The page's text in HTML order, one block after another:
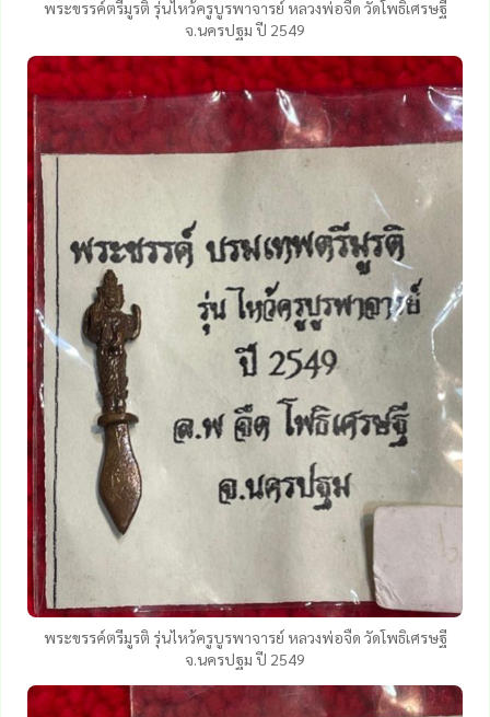
พระขรรค์ตรีมูรติ รุ่นไหว้ครูบูรพาจารย์ หลวงพ่อจืด วัดโพธิเศรษฐี
จ.นครปฐม ปี 2549
พระขรรค์ตรีมูรติ รุ่นไหว้ครูบูรพาจารย์ หลวงพ่อจืด วัดโพธิเศรษฐี
จ.นครปฐม ปี 2549